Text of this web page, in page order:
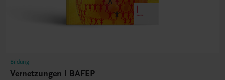
Bildung
Vernetzungen I BAFEP